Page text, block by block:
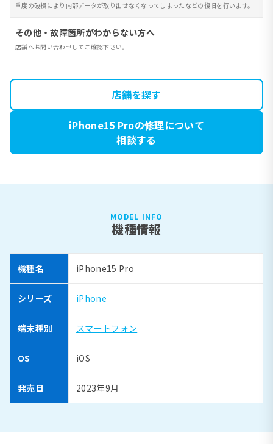
重度の破損により内部データが取り出せなくなってしまったなどの復旧を行います。
その他・故障箇所がわからない方へ
店舗へお問い合わせしてご確認下さい。
店舗を探す
iPhone15 Proの修理について
相談する
MODEL INFO
機種情報
機種名 iPhone15 Pro
シリーズ iPhone
端末種別 スマートフォン
OS iOS
発売日 2023年9月